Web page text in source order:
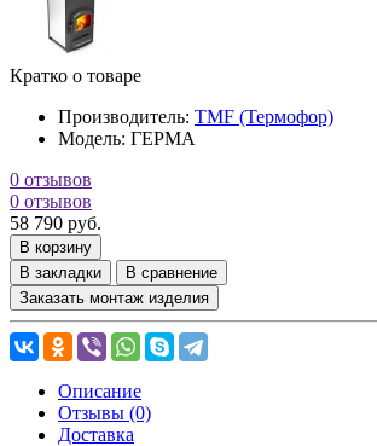
Кратко о товаре
Производитель: TMF (Термофор)
Модель: ГЕРМА
0 отзывов
0 отзывов
58 790 руб.
В корзину
В закладки
В сравнение
Заказать монтаж изделия
Описание
Отзывы (0)
Доставка